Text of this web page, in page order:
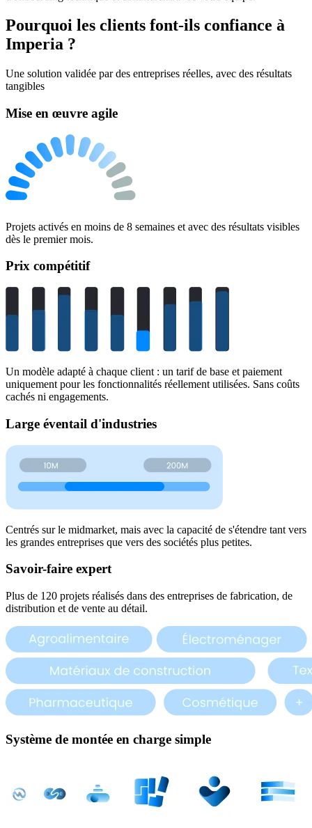
Pourquoi les clients font-ils confiance à
Imperia ?
Une solution validée par des entreprises réelles, avec des résultats
tangibles
Mise en œuvre agile
Projets activés en moins de 8 semaines et avec des résultats visibles
dès le premier mois.
Prix compétitif
Un modèle adapté à chaque client : un tarif de base et paiement
uniquement pour les fonctionnalités réellement utilisées. Sans coûts
cachés ni engagements.
Large éventail d'industries
Centrés sur le midmarket, mais avec la capacité de s'étendre tant vers
les grandes entreprises que vers des sociétés plus petites.
Savoir-faire expert
Plus de 120 projets réalisés dans des entreprises de fabrication, de
distribution et de vente au détail.
Système de montée en charge simple